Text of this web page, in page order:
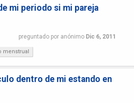
mi periodo si mi pareja
preguntado por anónimo Dic 6, 2011
menstrual
dentro de mi estando en